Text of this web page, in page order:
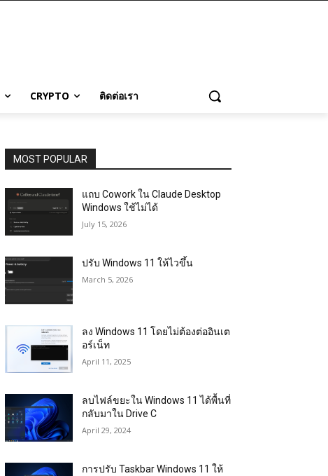
CRYPTO ติดต่อเรา
MOST POPULAR
แถบ Cowork ใน Claude Desktop
Windows ใช้ไม่ได้
July 15, 2026
ปรับ Windows 11 ให้ไวขึ้น
March 5, 2026
ลง Windows 11 โดยไม่ต้องต่ออินเต
อร์เน็ท
April 11, 2025
ลบไฟล์ขยะใน Windows 11 ได้พื้นที่
กลับมาใน Drive C
April 29, 2024
การปรับ Taskbar Windows 11 ให้